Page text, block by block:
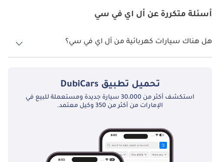
وفي دولة الإمارات العربية المتحدة، رسخت LEVC مكانتها كشركة رائدة في
سوق السيارات الكهربائية، لا سيما في مجال النقل التجاري والعام. يتوافق
الكهربائية بمزيجها من التصميم الكلاسيكي والتكنولوجيا الحديثة والوعي
تناسب المشهد الحضري في دولة الإمارات العربية المتحدة فحسب، بل
حرصت أيضًا على ضمان أن تتماشى عروضها مع أهداف الدولة من أجل
مستقبل أكثر استدامة.
أسئلة متكررة عن أل اي في سي
هل هناك سيارات كهربائية من أل اي في سي؟
لا، أل اي في سي لا تقدم أي سيارات كهربائية في الإمارات العربية المتحدة.
تحميل تطبيق DubiCars
استكشف أكثر من 30،000 سيارة جديدة ومستعملة للبيع في
الإمارات من أكثر من 350 وكيل معتمد.